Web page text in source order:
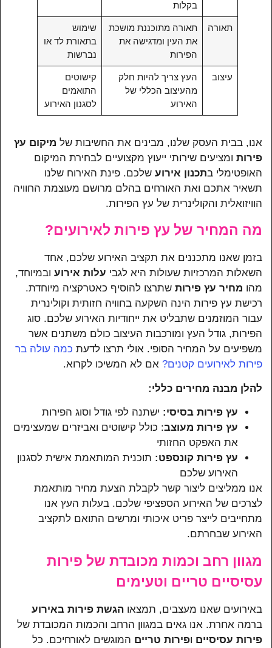
בקלות
תאורה
תאורה מתוכננת מושכת
את העין ומדגישה את
הפירות
שימוש
בתאורת לד או
נברשות
עיצוב
העץ צריך להיות חלק
מהעיצוב הכללי של
האירוע
קישוטים
התואמים
לסגנון האירוע
אנו, בבית העסק שלנו, מבינים את החשיבות של מיקום עץ
פירות ומציעים שירותי ייעוץ מקצועיים לבחירת המיקום
האופטימלי בתכנון אירוע שלכם. פינת האירוח שלנו
תשאיר אתכם ואת האורחים בהלם מרושם מעוצמת החוויה
הוויזואלית והקולינרית של עץ הפירות.
מה המחיר של עץ פירות לאירועים?
בזמן שאנו מתכננים את תקציב האירוע שלכם, אחד
השאלות המרכזיות שעולות היא לגבי עלות אירוע ובמיוחד,
מהו מחיר עץ פירות שתרצו להוסיף כאטרקציה מיוחדת.
רכישת עץ פירות הינה השקעה בחוויה חזותית וקולינרית
עבור המוזמנים שתבליט את ייחודיות האירוע שלכם. סוג
הפירות, גודל העץ ומורכבות העיצוב כולם משתנים אשר
משפיעים על המחיר הסופי. אולי תרצו לדעת כמה עולה בר
פירות לאירועים קטנים? אם לא המשיכו לקרוא.
להלן מבנה מחירים כללי:
עץ פירות בסיסי: ישתנה לפי גודל וסוג הפירות
עץ פירות מעוצב: כולל קישוטים ואביזרים שמעצימים
את האפקט החזותי
עץ פירות קונספט: תוכנית המותאמת אישית לסגנון
האירוע שלכם
אנו ממליצים ליצור קשר לקבלת הצעת מחיר מותאמת
לצרכים של האירוע הספציפי שלכם. בעלות העץ אנו
מתחייבים לייצר פריט איכותי ומרשים התואם לתקציב
האירוע שבחרתם.
מגוון רחב וכמות מכובדת של פירות
עסיסיים טריים וטעימים
באירועים שאנו מעצבים, תמצאו הגשת פירות באירוע
ברמה אחרת. אנו גאים במגוון הרחב והכמות המכובדת של
פירות עסיסיים ופירות טריים המוגשים לאורחיכם. כל